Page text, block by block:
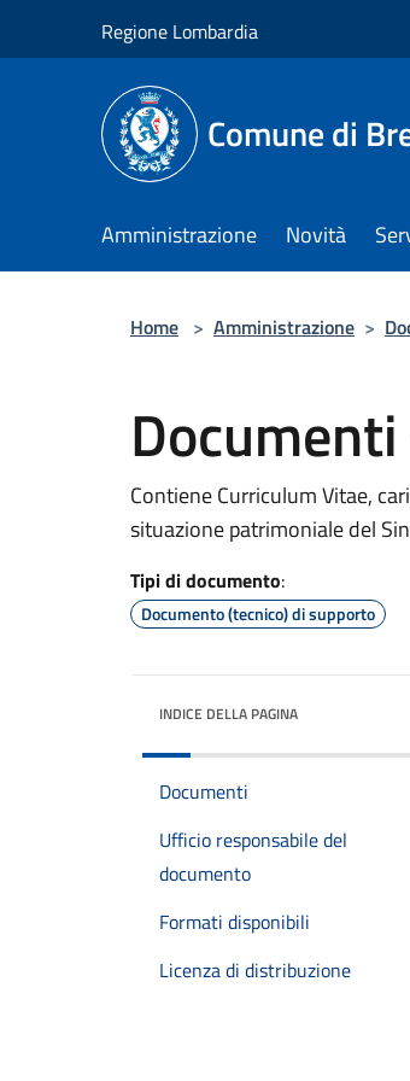
Regione Lombardia
Comune di
Amministrazione Novità
Home > Amministrazione >
Contiene Curriculum Vitae,
situazione patrimoniale del
Tipi di documento:
Documento (tecnico) di supporto
INDICE DELLA PAGINA
Documenti
Ufficio responsabile del
documento
Formati disponibili
Licenza di distribuzione